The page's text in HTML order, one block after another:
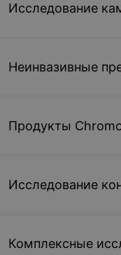
Исследование
Неинвазивные
Продукты
Исследование
Комплексные